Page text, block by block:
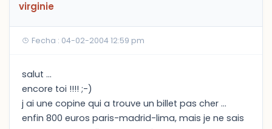
virginie
Fecha : 04-02-2004 12:59 pm
salut ...
encore toi !!!! ;-)
j ai une copine qui a trouve un billet pas cher ...
enfin 800 euros paris-madrid-lima, mais je ne sais